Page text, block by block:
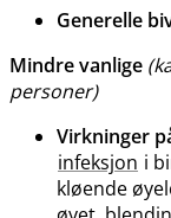
Generelle
Mindre vanlige
personer)
Virkninger
infeksjon i
kløende